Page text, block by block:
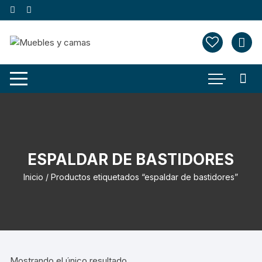
Saltar
al
contenido
ESPALDAR DE BASTIDORES
Inicio / Productos etiquetados “espaldar de bastidores”